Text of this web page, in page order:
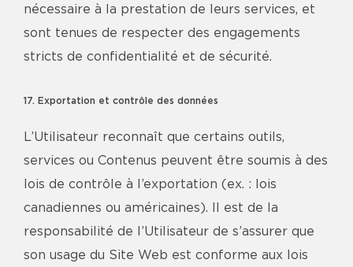
nécessaire à la prestation de leurs services, et
sont tenues de respecter des engagements
stricts de confidentialité et de sécurité.
17. Exportation et contrôle des données
L’Utilisateur reconnaît que certains outils,
services ou Contenus peuvent être soumis à des
lois de contrôle à l’exportation (ex. : lois
canadiennes ou américaines). Il est de la
responsabilité de l’Utilisateur de s’assurer que
son usage du Site Web est conforme aux lois